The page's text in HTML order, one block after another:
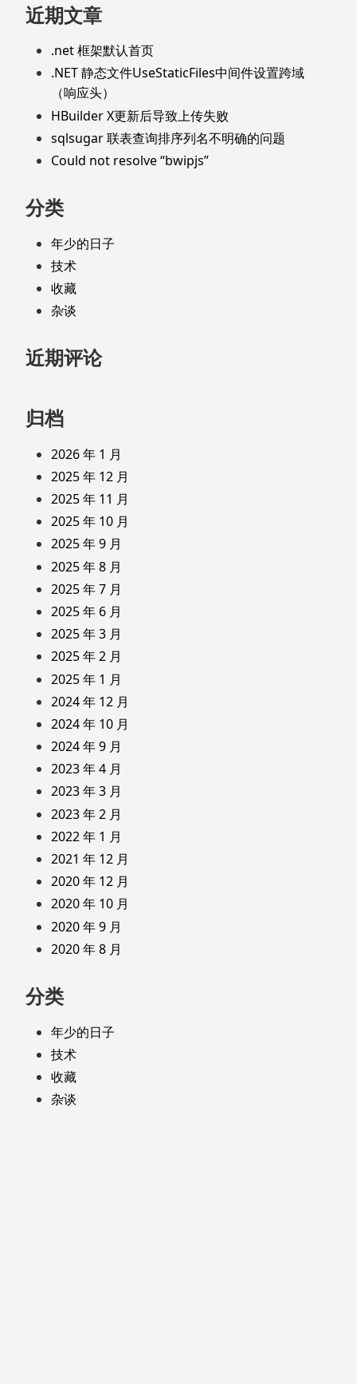
近期文章
.net 框架默认首页
.NET 静态文件UseStaticFiles中间件设置跨域
（响应头）
HBuilder X更新后导致上传失败
sqlsugar 联表查询排序列名不明确的问题
Could not resolve “bwipjs”
分类
年少的日子
技术
收藏
杂谈
近期评论
归档
2026 年 1 月
2025 年 12 月
2025 年 11 月
2025 年 10 月
2025 年 9 月
2025 年 8 月
2025 年 7 月
2025 年 6 月
2025 年 3 月
2025 年 2 月
2025 年 1 月
2024 年 12 月
2024 年 10 月
2024 年 9 月
2023 年 4 月
2023 年 3 月
2023 年 2 月
2022 年 1 月
2021 年 12 月
2020 年 12 月
2020 年 10 月
2020 年 9 月
2020 年 8 月
分类
年少的日子
技术
收藏
杂谈